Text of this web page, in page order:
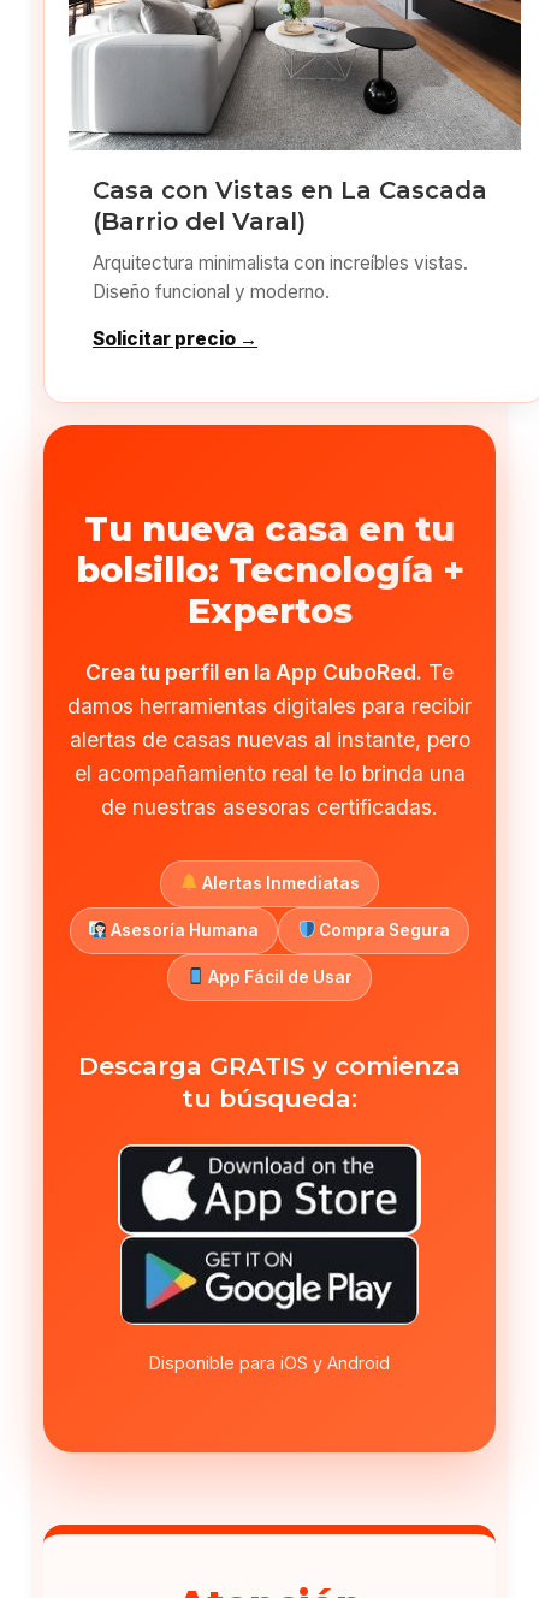
Casa con Vistas en La Cascada
(Barrio del Varal)
Arquitectura minimalista con increíbles vistas.
Diseño funcional y moderno.
Solicitar precio →
Tu nueva casa en tu
bolsillo: Tecnología +
Expertos
Crea tu perfil en la App CuboRed. Te
damos herramientas digitales para recibir
alertas de casas nuevas al instante, pero
el acompañamiento real te lo brinda una
de nuestras asesoras certificadas.
Alertas Inmediatas
Asesoría Humana Compra Segura
App Fácil de Usar
Descarga GRATIS y comienza
tu búsqueda:
Disponible para iOS y Android